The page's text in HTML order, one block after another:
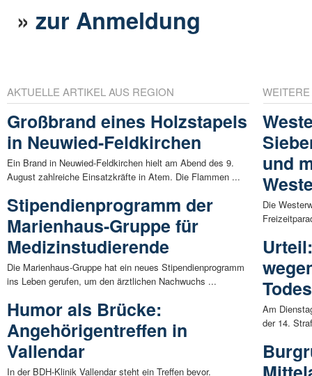
»zur Anmeldung
AKTUELLE ARTIKEL AUS REGION
Großbrand eines Holzstapels
in Neuwied-Feldkirchen
Ein Brand in Neuwied-Feldkirchen hielt am Abend des 9.
August zahlreiche Einsatzkräfte in Atem. Die Flammen ...
Stipendienprogramm der
Marienhaus-Gruppe für
Medizinstudierende
Die Marienhaus-Gruppe hat ein neues Stipendienprogramm
ins Leben gerufen, um den ärztlichen Nachwuchs ...
Humor als Brücke:
Angehörigentreffen in
Vallendar
In der BDH-Klinik Vallendar steht ein Treffen bevor.
und
Die
Am
der 14.